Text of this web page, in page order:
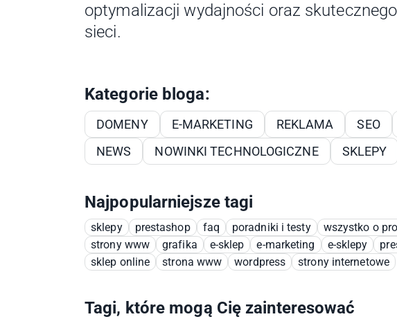
optymalizacji wydajności oraz
sieci.
Kategorie bloga:
DOMENY E-MARKETING REKLAMA SEO
NEWS
NOWINKI TECHNOLOGICZNE SKLEPY
Najpopularniejsze tagi
sklepy prestashop faq poradniki i testy wszystko o
strony www
grafika e-sklep e-marketing e-sklepy
sklep online
strona www wordpress strony internetowe
Tagi, które mogą Cię zainteresować